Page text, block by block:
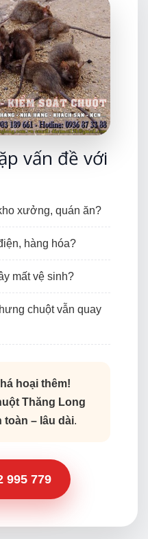
vấn đề với
xưởng, quán ăn?
hàng hóa?
mất vệ sinh?
chuột vẫn quay
hoại thêm!
Thăng Long
toàn – lâu dài.
995 779